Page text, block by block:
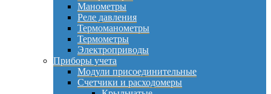
Манометры
Реле давления
Термоманометры
Термометры
Электроприводы
Приборы учета
Модули присоединительные
Счетчики и расходомеры